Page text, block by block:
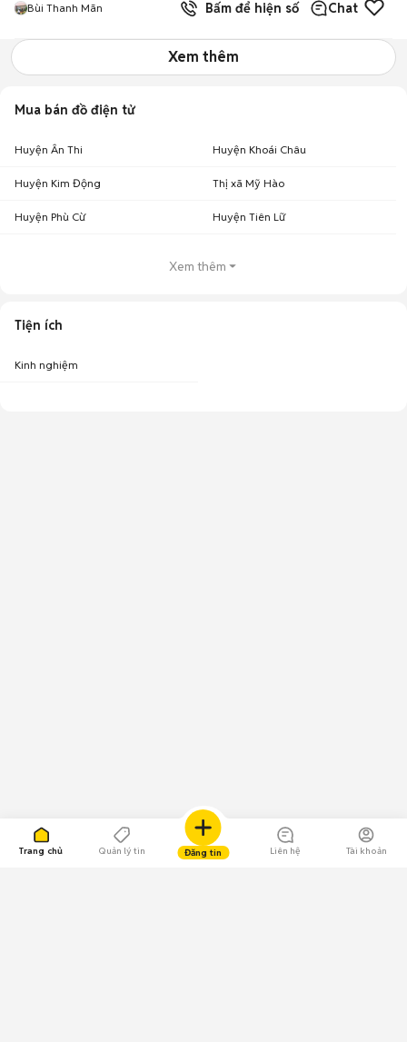
Trang chủ Quản lý tin Đăng tin Liên hệ Tài khoản
Bùi Thanh Mãn Bấm để hiện số Chat
Xem thêm
Mua bán đồ điện tử
Huyện Ân Thi Huyện Khoái Châu
Huyện Kim Động Thị xã Mỹ Hào
Huyện Phù Cừ Huyện Tiên Lữ
Xem thêm
Tiện ích
Kinh nghiệm